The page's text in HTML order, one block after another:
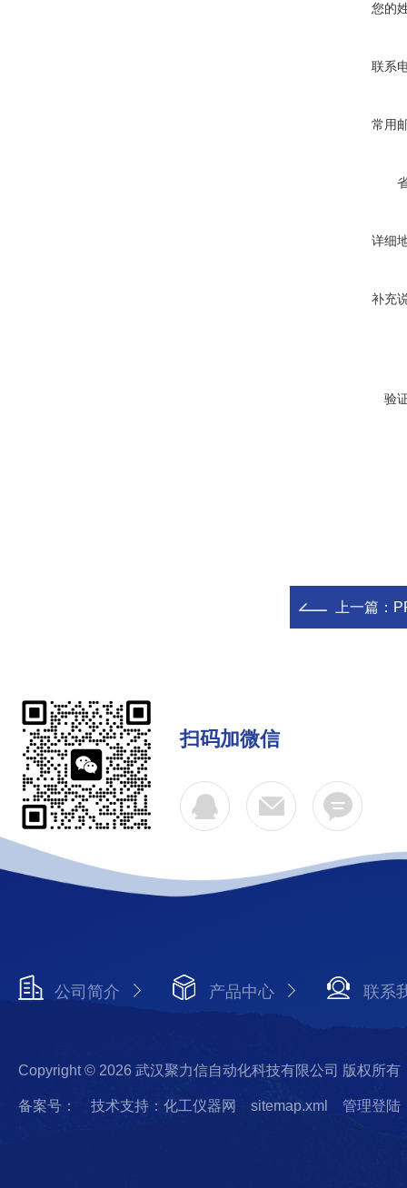
您的
联系
常用
详细
补充
验
上一篇：
扫码加微信
公司简介 产品中心 联系
Copyright © 2026 武汉聚力信自动化科技有限公司 版权所有
备案号： 技术支持：化工仪器网 sitemap.xml 管理登陆